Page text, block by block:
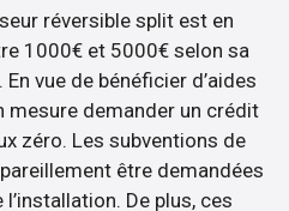
réversible split est en
1000€ et 5000€ selon sa
vue de bénéficier d’aides
mesure demander un crédit
zéro. Les subventions de
être demandées
De plus, ces